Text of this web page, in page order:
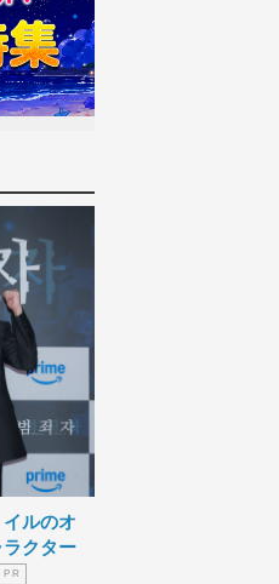
ルのオ
クター
P R